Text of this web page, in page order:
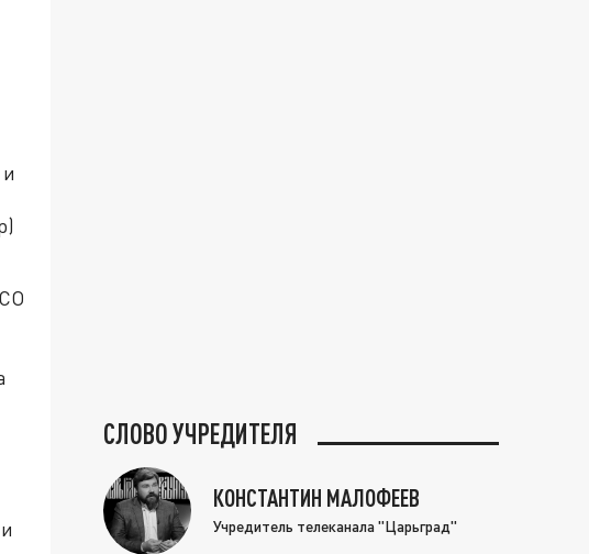
СЛОВО УЧРЕДИТЕЛЯ
КОНСТАНТИН МАЛОФЕЕВ
Учредитель телеканала "Царьград"